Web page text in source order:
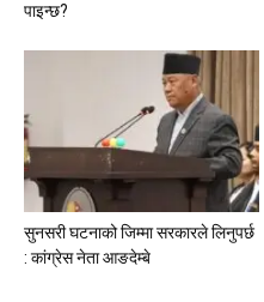
पाइन्छ?
सुनसरी घटनाको जिम्मा सरकारले लिनुपर्छ
: कांग्रेस नेता आङदेम्बे